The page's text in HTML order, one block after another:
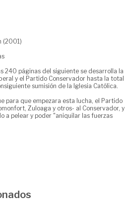
(2001)
240 páginas del siguiente se desarrolla la
y el Partido Conservador hasta la total
sumisión de la Iglesia Católica.
para que empezara esta lucha, el Partido
Zuloaga y otros- al Conservador, y
a pelear y poder "aniquilar las fuerzas